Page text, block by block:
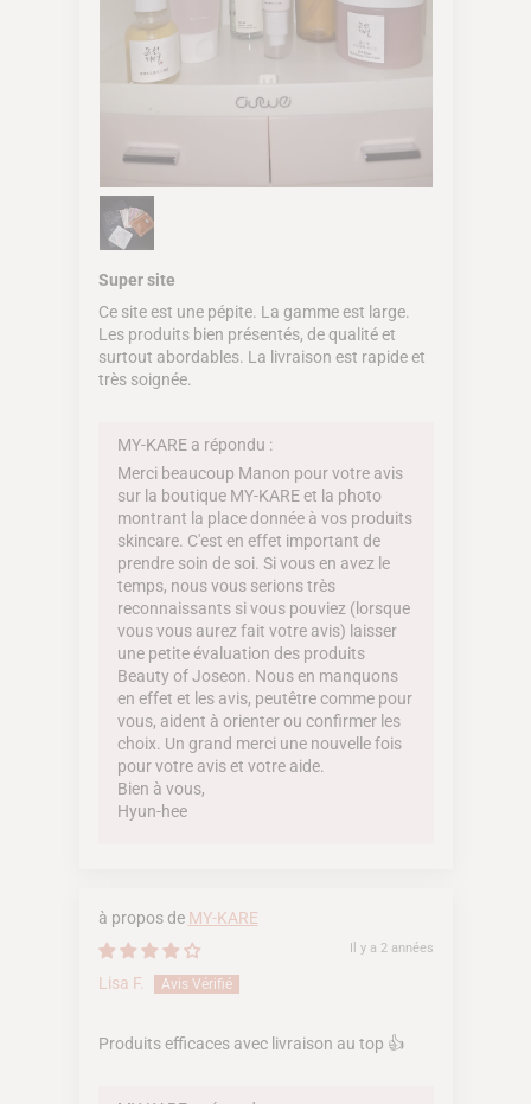
Super site
Ce site est une pépite. La gamme est large.
Les produits bien présentés, de qualité et
surtout abordables. La livraison est rapide et
très soignée.
MY-KARE a répondu :
Merci beaucoup Manon pour votre avis
sur la boutique MY-KARE et la photo
montrant la place donnée à vos produits
skincare. C'est en effet important de
prendre soin de soi. Si vous en avez le
temps, nous vous serions très
reconnaissants si vous pouviez (lorsque
vous vous aurez fait votre avis) laisser
une petite évaluation des produits
Beauty of Joseon. Nous en manquons
en effet et les avis, peutêtre comme pour
vous, aident à orienter ou confirmer les
choix. Un grand merci une nouvelle fois
pour votre avis et votre aide.
Bien à vous,
Hyun-hee
MY-KARE
Il y a 2 années
Lisa F.
Produits efficaces avec livraison au top 👍